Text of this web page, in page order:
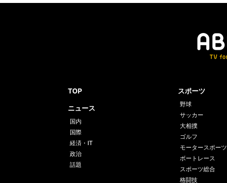
TOP
ニュース
国内
国際
経済・IT
政治
話題
スポーツ
野球
サッカー
大相撲
ゴルフ
モータースポーツ
ボートレース
スポーツ総合
格闘技